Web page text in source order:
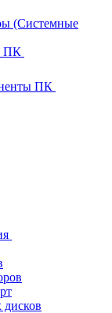
(Системные
ПК
ПК
дисков